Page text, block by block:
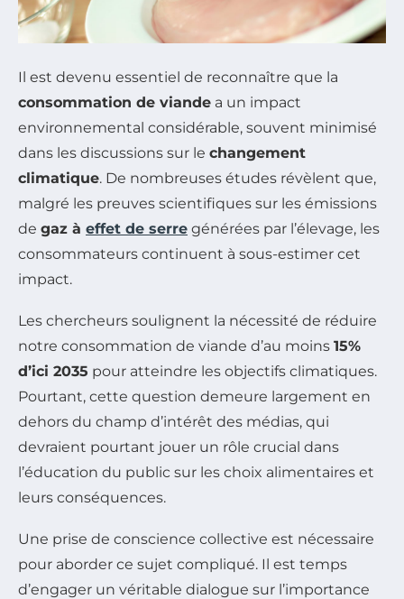
Il est devenu essentiel de reconnaître que la
consommation de viande a un impact
environnemental considérable, souvent minimisé
dans les discussions sur le changement
climatique. De nombreuses études révèlent que,
malgré les preuves scientifiques sur les émissions
de gaz à effet de serre générées par l’élevage, les
consommateurs continuent à sous-estimer cet
impact.
Les chercheurs soulignent la nécessité de réduire
notre consommation de viande d’au moins 15%
d’ici 2035 pour atteindre les objectifs climatiques.
Pourtant, cette question demeure largement en
dehors du champ d’intérêt des médias, qui
devraient pourtant jouer un rôle crucial dans
l’éducation du public sur les choix alimentaires et
leurs conséquences.
Une prise de conscience collective est nécessaire
pour aborder ce sujet compliqué. Il est temps
d’engager un véritable dialogue sur l’importance